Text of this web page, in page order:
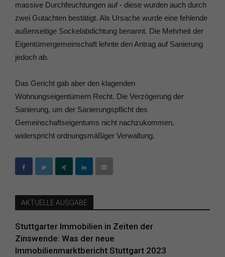
massive Durchfeuchtungen auf - diese wurden auch durch
zwei Gutachten bestätigt. Als Ursache wurde eine fehlende
außenseitige Sockelabdichtung benannt. Die Mehrheit der
Eigentümergemeinschaft lehnte den Antrag auf Sanierung
jedoch ab.
Das Gericht gab aber den klagenden
Wohnungseigentümern Recht. Die Verzögerung der
Sanierung, um der Sanierungspflicht des
Gemeinschaftseigentums nicht nachzukommen,
widerspricht ordnungsmäßiger Verwaltung.
AKTUELLE AUSGABE
Stuttgarter Immobilien in Zeiten der
Zinswende: Was der neue
Immobilienmarktbericht Stuttgart 2023